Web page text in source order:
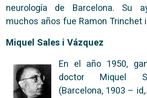
neurología de Barcelona. Su
muchos años fue Ramon Trinchet
Miquel Sales i Vázquez
En el año 1950,
doctor Miquel
(Barcelona, 1903 –